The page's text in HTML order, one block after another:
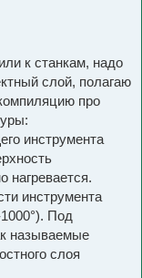
к станкам, надо
слой, полагаю
про
инструмента
нагревается.
инструмента
Под
называемые
слоя